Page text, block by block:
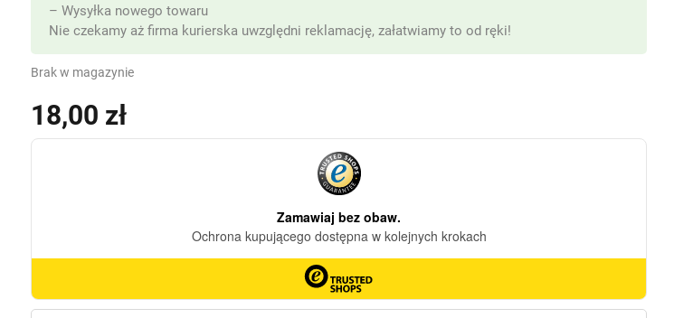
18,00 zł
Brak w magazynie
– Wysyłka nowego towaru
Nie czekamy aż firma kurierska uwzględni reklamację, załatwiamy to od ręki!